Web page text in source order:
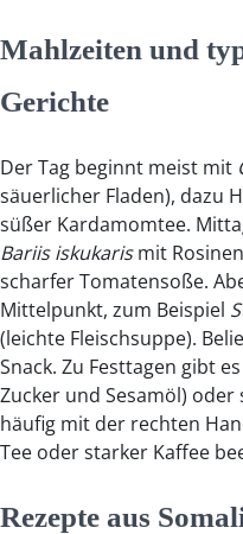
Mahlzeiten und
Gerichte
Der Tag beginnt meist mit
säuerlicher Fladen), dazu
süßer Kardamomtee.
Bariis iskukarismit
scharfer Tomatensoße.
Mittelpunkt, zum Beispiel
(leichte Fleischsuppe).
Snack. Zu Festtagen gibt es
Zucker und Sesamöl)
häufig mit der rechten
Tee oder starker Kaffee
Rezepte aus